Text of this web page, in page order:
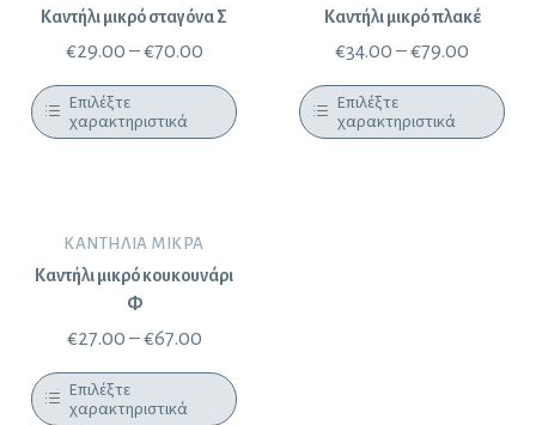
Καντήλι μικρό σταγόνα Σ
€29.00 –€70.00
Επιλέξτε
χαρακτηριστικά
Καντήλι μικρό πλακέ
€34.00 –€79.00
Επιλέξτε
χαρακτηριστικά
ΚΑΝΤΉΛΙΑ ΜΙΚΡΆ
Καντήλι μικρό κουκουνάρι
Φ
€27.00 –€67.00
Επιλέξτε
χαρακτηριστικά